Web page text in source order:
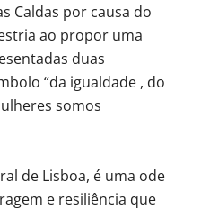
Caldas por causa do
ao propor uma
duas
“da igualdade , do
somos
de Lisboa, é uma ode
e resiliência que